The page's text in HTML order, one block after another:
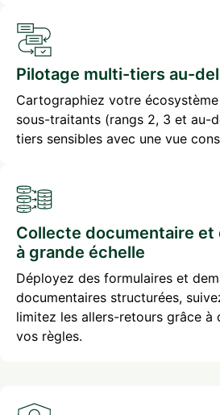
Pilotage multi-tiers au-
Cartographiez votre
sous-traitants (rangs 2, 3 et au-
tiers sensibles avec une vue
Collecte documentaire et
à grande échelle
Déployez des formulaires et
documentaires structurées,
limitez les allers-retours grâce à
vos règles.